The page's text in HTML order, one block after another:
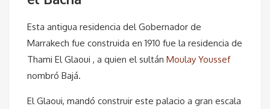
Esta antigua residencia del Gobernador de
Marrakech fue construida en 1910 fue la residencia de
Thami El Glaoui , a quien el sultán Moulay Youssef
nombró Bajá.
El Glaoui, mandó construir este palacio a gran escala